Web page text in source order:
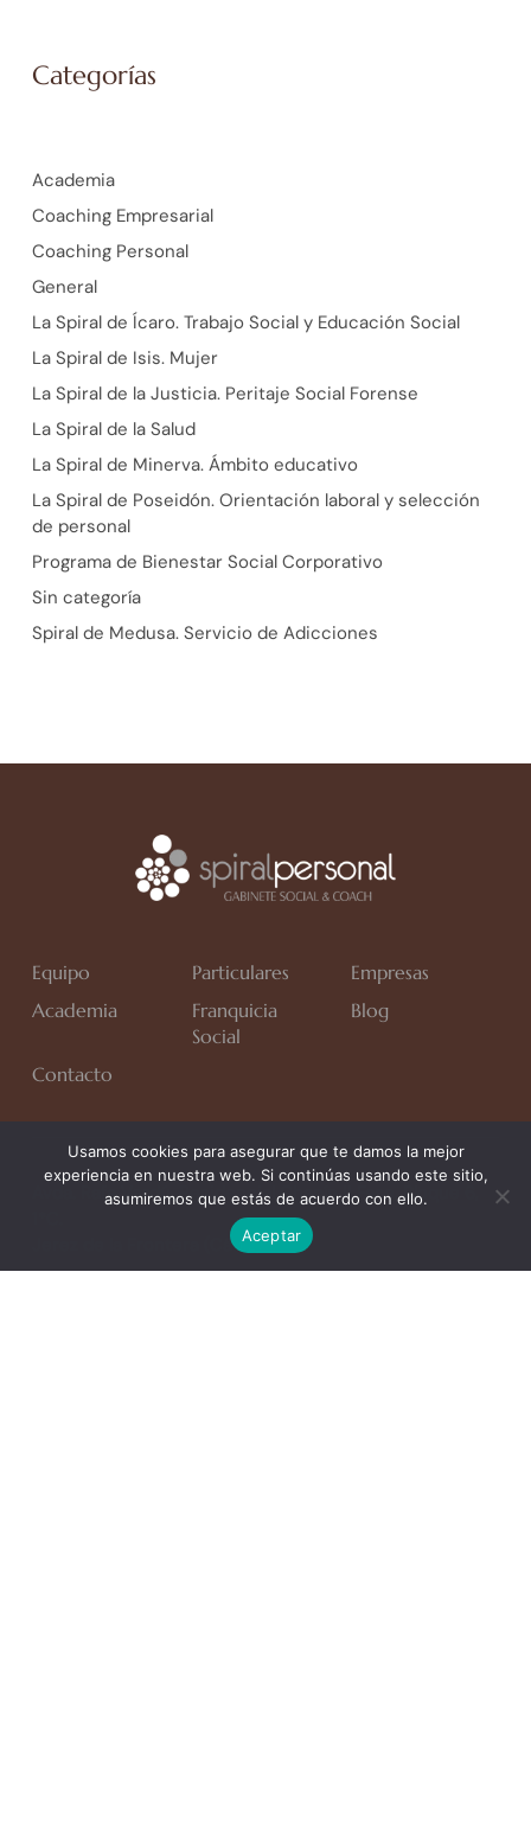
Categorías
Academia
Coaching Empresarial
Coaching Personal
General
La Spiral de Ícaro. Trabajo Social y Educación Social
La Spiral de Isis. Mujer
La Spiral de la Justicia. Peritaje Social Forense
La Spiral de la Salud
La Spiral de Minerva. Ámbito educativo
La Spiral de Poseidón. Orientación laboral y selección
de personal
Programa de Bienestar Social Corporativo
Sin categoría
Spiral de Medusa. Servicio de Adicciones
Equipo Particulares
Empresas
Academia
Franquicia
Social
Blog
Contacto
Avda. Rafa Verdú, Residencial Chapín II Fase, Bloque 6,
Jerez de la Frontera (Cádiz)
Usamos cookies para asegurar que te damos la mejor
experiencia en nuestra web. Si continúas usando este sitio,
asumiremos que estás de acuerdo con ello.
Aceptar